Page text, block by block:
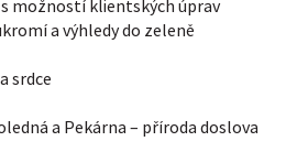
možností klientských úprav
a výhledy do zeleně
srdce
a Pekárna – příroda doslova